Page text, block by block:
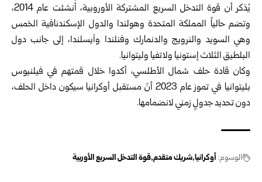
يُذكر أن قوة التدخل السريع المشتركة الأوروبية، أُنشئت عام 2014،
وتضم حالياً المملكة المتحدة وهولندا والدول الإسكندنافية الخمس
وهي السويد والنرويج والدنمارك وفنلندا وآيسلندا، إلى جانب دول
البلطيق الثلاث إستونيا ولاتفيا وليتوانيا.
وكان قادة حلف شمال الأطلسي، أكدوا خلال قمتهم في فيلنيوس
بليتوانيا في تموز عام 2023 أنّ مستقبل أوكرانيا سيكون داخل الحلف،
دون تحديد جدولٍ زمني لانضمامها.
الوسوم: أوكرانيا شريك متقدم قوة التدخل السريع الأوربية